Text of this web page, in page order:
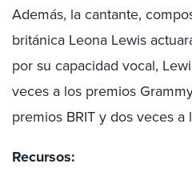
Además, la cantante,
británica Leona Lewis
por su capacidad vocal,
veces a los premios
premios BRIT y dos veces
Recursos: